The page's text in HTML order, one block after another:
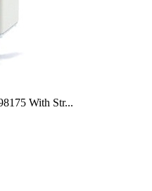
With Str...